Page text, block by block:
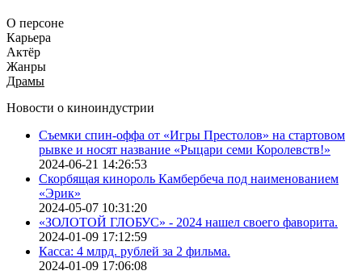
О персоне
Карьера
Актёр
Жанры
Драмы
Новости о киноиндустрии
Съемки спин-оффа от «Игры Престолов» на стартовом
рывке и носят название «Рыцари семи Королевств!»
2024-06-21 14:26:53
Скорбящая кинороль Камбербеча под наименованием
«Эрик»
2024-05-07 10:31:20
«ЗОЛОТОЙ ГЛОБУС» - 2024 нашел своего фаворита.
2024-01-09 17:12:59
Касса: 4 млрд. рублей за 2 фильма.
2024-01-09 17:06:08